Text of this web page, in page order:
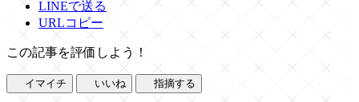
LINEで送る
URLコピー
この記事を評価しよう！
イマイチ いいね 指摘する